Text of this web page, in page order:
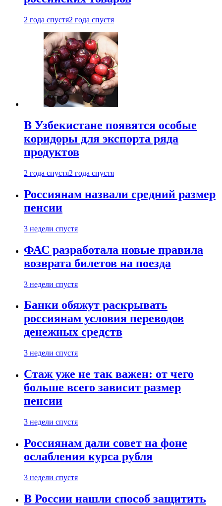
2 года спустя2 года спустя
В Узбекистане появятся особые
коридоры для экспорта ряда
продуктов
2 года спустя2 года спустя
Россиянам назвали средний размер
пенсии
3 недели спустя
ФАС разработала новые правила
возврата билетов на поезда
3 недели спустя
Банки обяжут раскрывать
россиянам условия переводов
денежных средств
3 недели спустя
Стаж уже не так важен: от чего
больше всего зависит размер
пенсии
3 недели спустя
Россиянам дали совет на фоне
ослабления курса рубля
3 недели спустя
В России нашли способ защитить